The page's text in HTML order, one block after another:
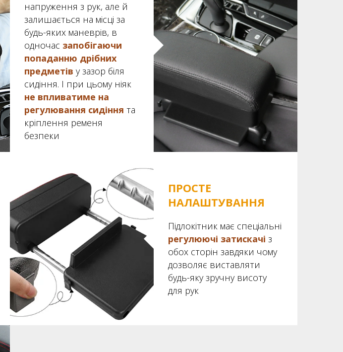
напруження з рук, але й
залишається на місці за
будь-яких маневрів, в
одночас запобігаючи
попаданню дрібних
предметів у зазор біля
сидіння. І при цьому ніяк
не впливатиме на
регулювання сидіння та
кріплення ременя
безпеки
ПРОСТЕ
НАЛАШТУВАННЯ
Підлокітник має спеціальні
регулюючі затискачі з
обох сторін завдяки чому
дозволяє виставляти
будь-яку зручну висоту
для рук